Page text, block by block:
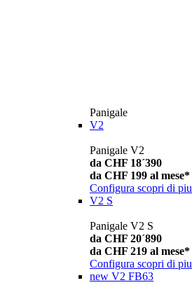
Panigale
V2
Panigale V2
da CHF 18´390
da CHF 199 al mese*
Configura scopri di piu
V2 S
Panigale V2 S
da CHF 20´890
da CHF 219 al mese*
Configura scopri di piu
new V2 FB63